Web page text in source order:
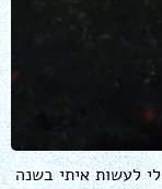
לעשות איתי בשנה